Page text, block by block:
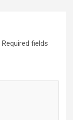
Required fields